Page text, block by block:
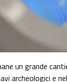
un grande
archeologici e